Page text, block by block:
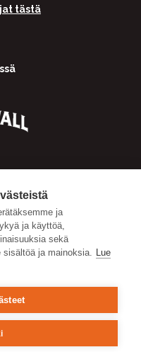
ja
ja käyttöä,
sekä
sisältöä ja mainoksia. Lue
tästä